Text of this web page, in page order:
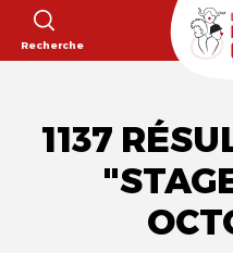
Recherche
1137